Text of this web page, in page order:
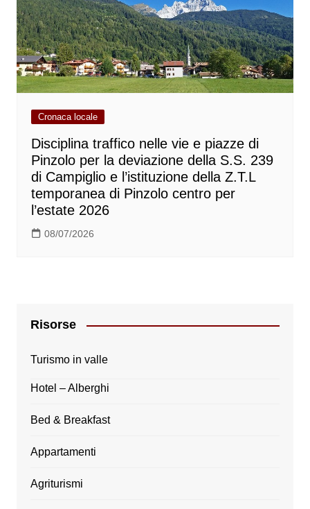
Cronaca locale
Disciplina traffico nelle vie e piazze di
Pinzolo per la deviazione della S.S. 239
di Campiglio e l’istituzione della Z.T.L
temporanea di Pinzolo centro per
l’estate 2026
08/07/2026
Risorse
Turismo in valle
Hotel – Alberghi
Bed & Breakfast
Appartamenti
Agriturismi